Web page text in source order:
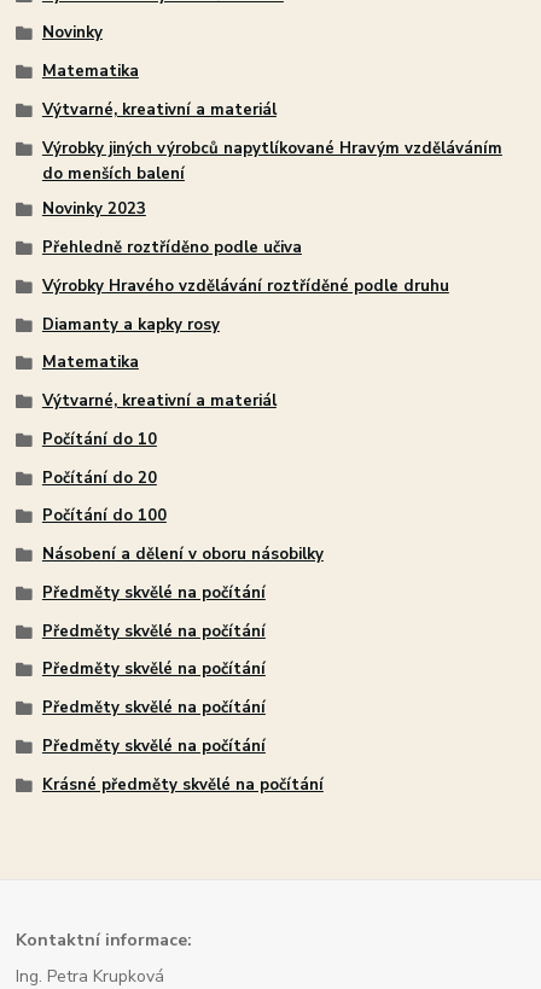
Novinky
Matematika
Výtvarné, kreativní a materiál
Výrobky jiných výrobců napytlíkované Hravým vzděláváním
do menších balení
Novinky 2023
Přehledně roztříděno podle učiva
Výrobky Hravého vzdělávání roztříděné podle druhu
Diamanty a kapky rosy
Matematika
Výtvarné, kreativní a materiál
Počítání do 10
Počítání do 20
Počítání do 100
Násobení a dělení v oboru násobilky
Předměty skvělé na počítání
Předměty skvělé na počítání
Předměty skvělé na počítání
Předměty skvělé na počítání
Předměty skvělé na počítání
Krásné předměty skvělé na počítání
Kontaktní informace:
Ing. Petra Krupková